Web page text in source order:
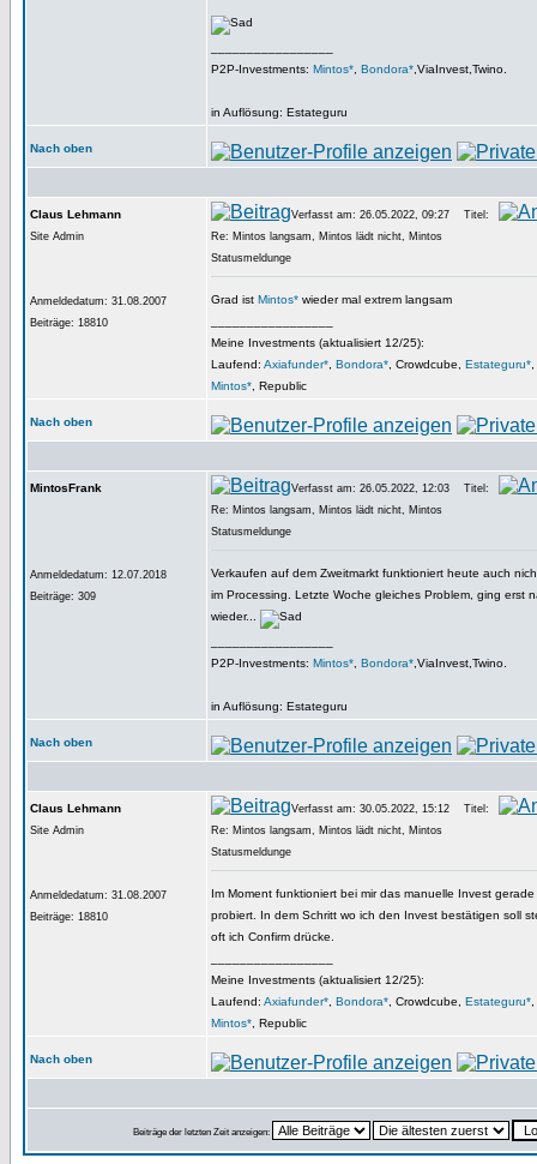
P2P-Investments: Mintos* Bondora* ,ViaInvest,Twino.
in Auflösung: Estateguru
Nach oben
Claus Lehmann
Site Admin
Anmeldedatum: 31.08.2007
Beiträge: 18810
Verfasst am: 26.05.2022, 09:27
Titel:
Re: Mintos langsam, Mintos lädt nicht, Mintos
Statusmeldunge
Grad ist Mintos* wieder mal extrem langsam
Meine Investments (aktualisiert 12/25):
Laufend: Axiafunder* Bondora* , Crowdcube, Estateguru*
Mintos* , Republic
Nach oben
MintosFrank
Anmeldedatum: 12.07.2018
Beiträge: 309
Verfasst am: 26.05.2022, 12:03
Titel:
Re: Mintos langsam, Mintos lädt nicht, Mintos
Statusmeldunge
Verkaufen auf dem Zweitmarkt funktioniert heute auch
im Processing. Letzte Woche gleiches Problem, ging erst
wieder...
P2P-Investments: Mintos* Bondora* ,ViaInvest,Twino.
in Auflösung: Estateguru
Nach oben
Claus Lehmann
Site Admin
Anmeldedatum: 31.08.2007
Beiträge: 18810
Verfasst am: 30.05.2022, 15:12
Titel:
Re: Mintos langsam, Mintos lädt nicht, Mintos
Statusmeldunge
Im Moment funktioniert bei mir das manuelle Invest
probiert. In dem Schritt wo ich den Invest bestätigen soll
oft ich Confirm drücke.
Meine Investments (aktualisiert 12/25):
Laufend: Axiafunder* Bondora* , Crowdcube, Estateguru*
Mintos* , Republic
Nach oben
Beiträge der letzten Zeit anzeigen: